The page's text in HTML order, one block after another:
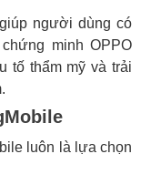
người dùng có
minh OPPO
tố thẩm mỹ và trải
luôn là lựa chọn